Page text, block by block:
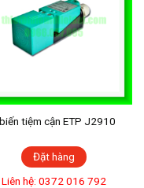
tiệm cận ETP J2910
Đặt hàng
Liên hệ: 0372 016 792